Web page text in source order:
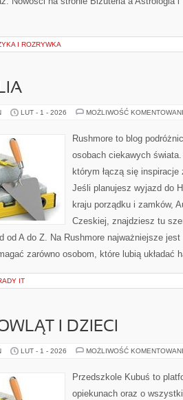
I ROZRYWKA
LUT - 1 - 2026 MOŻLIWOŚĆ
Rushmore to blog
osobach ciekawych
którym łączą się
Jeśli planujesz wyjazd do
kraju porządku i zamków,
Czeskiej, znajdziesz tu
od A do Z. Na Rushmore najważniejsze
zarówno osobom, które lubią układać
IT
I DZIECI
LUT - 1 - 2026 MOŻLIWOŚĆ
Przedszkole Kubuś to
opiekunach oraz o